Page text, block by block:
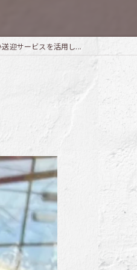
迎サービスを活用し...